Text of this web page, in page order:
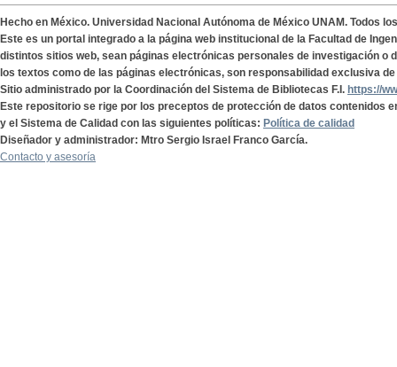
Hecho en México. Universidad Nacional Autónoma de México UNAM. Todos
Este es un portal integrado a la página web institucional de la Facultad de
distintos sitios web, sean páginas electrónicas personales de investigación o
los textos como de las páginas electrónicas, son responsabilidad exclusiva
Sitio administrado por la Coordinación del Sistema de Bibliotecas F.I. https://
Este repositorio se rige por los preceptos de protección de datos contenidos
y el Sistema de Calidad con las siguientes políticas: Política de calidad
Diseñador y administrador: Mtro Sergio Israel Franco García.
Contacto y asesoría